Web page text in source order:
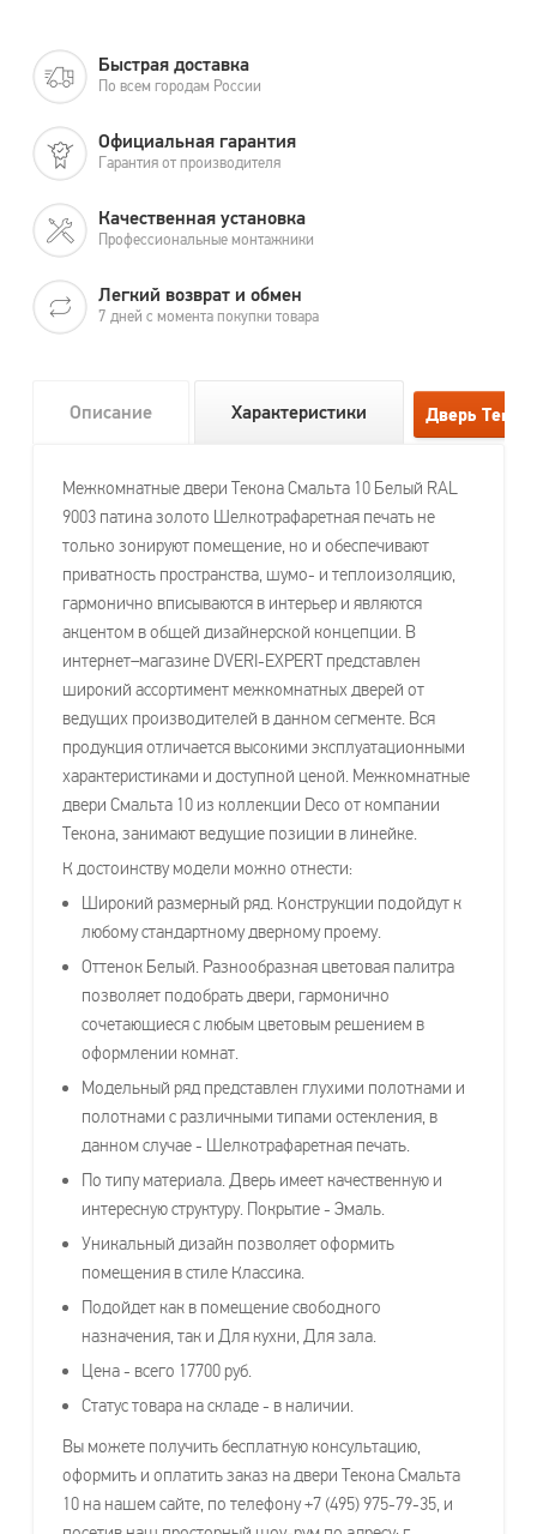
Быстрая доставка
По всем городам России
Официальная гарантия
Гарантия от производителя
Качественная установка
Профессиональные монтажники
Легкий возврат и обмен
7 дней с момента покупки товара
Описание Характеристики
Межкомнатные двери Текона Смальта 10 Белый RAL
9003 патина золото Шелкотрафаретная печать не
только зонируют помещение, но и обеспечивают
приватность пространства, шумо- и теплоизоляцию,
гармонично вписываются в интерьер и являются
акцентом в общей дизайнерской концепции. В
интернет–магазине DVERI-EXPERT представлен
широкий ассортимент межкомнатных дверей от
ведущих производителей в данном сегменте. Вся
продукция отличается высокими эксплуатационными
характеристиками и доступной ценой. Межкомнатные
двери Смальта 10 из коллекции Deco от компании
Текона, занимают ведущие позиции в линейке.
К достоинству модели можно отнести:
Широкий размерный ряд. Конструкции подойдут к
любому стандартному дверному проему.
Оттенок Белый. Разнообразная цветовая палитра
позволяет подобрать двери, гармонично
сочетающиеся с любым цветовым решением в
оформлении комнат.
Модельный ряд представлен глухими полотнами и
полотнами с различными типами остекления, в
данном случае - Шелкотрафаретная печать.
По типу материала. Дверь имеет качественную и
интересную структуру. Покрытие - Эмаль.
Уникальный дизайн позволяет оформить
помещения в стиле Классика.
Подойдет как в помещение свободного
назначения, так и Для кухни, Для зала.
Цена - всего 17700 руб.
Статус товара на складе - в наличии.
Вы можете получить бесплатную консультацию,
оформить и оплатить заказ на двери Текона Смальта
10 на нашем сайте, по телефону +7 (495) 975-79-35, и